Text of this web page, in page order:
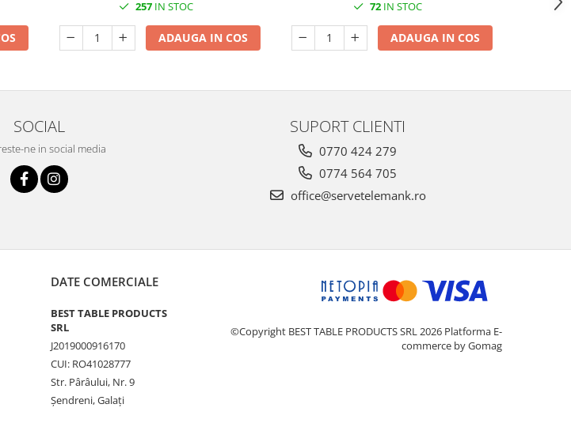
257IN STOC
ADAUGA IN COS
72 IN STOC
ADAUGA IN COS
SOCIAL
ne in social media
SUPORT CLIENTI
0770 424 279
0774 564 705
office@servetelemank.ro
DATE COMERCIALE
BEST TABLE PRODUCTS
SRL
J2019000916170
CUI: RO41028777
Str. Pârâului, Nr. 9
Șendreni, Galați
©Copyright BEST TABLE PRODUCTS SRL 2026 Platforma E-
commerce by Gomag